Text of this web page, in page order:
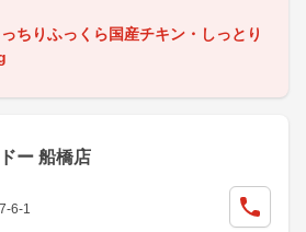
ちりふっくら国産チキン・しっとり
ー 船橋店
6-1